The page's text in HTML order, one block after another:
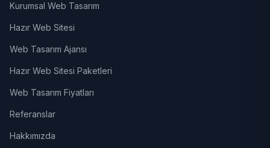
Kurumsal Web Tasarım
Hazır Web Sitesi
Web Tasarım Ajansı
Hazır Web Sitesi Paketleri
Web Tasarım Fiyatları
Referanslar
Hakkımızda